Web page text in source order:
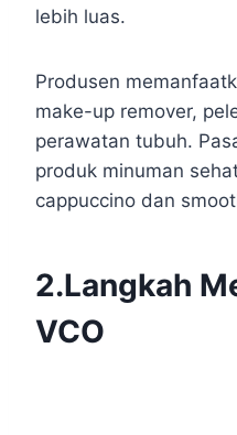
lebih luas.
Produsen
make-up remover,
perawatan tubuh.
produk minuman
cappuccino dan
2.Langkah
VCO